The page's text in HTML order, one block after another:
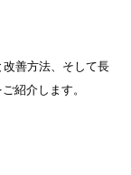
善方法、そして長
紹介します。